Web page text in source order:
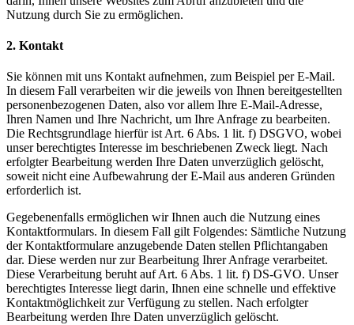
Nutzung durch Sie zu ermöglichen.
2. Kontakt
Sie können mit uns Kontakt aufnehmen, zum Beispiel per E-Mail.
In diesem Fall verarbeiten wir die jeweils von Ihnen bereitgestellten
personenbezogenen Daten, also vor allem Ihre E-Mail-Adresse,
Ihren Namen und Ihre Nachricht, um Ihre Anfrage zu bearbeiten.
Die Rechtsgrundlage hierfür ist Art. 6 Abs. 1 lit. f) DSGVO, wobei
unser berechtigtes Interesse im beschriebenen Zweck liegt. Nach
erfolgter Bearbeitung werden Ihre Daten unverzüglich gelöscht,
soweit nicht eine Aufbewahrung der E-Mail aus anderen Gründen
erforderlich ist.
Gegebenenfalls ermöglichen wir Ihnen auch die Nutzung eines
Kontaktformulars. In diesem Fall gilt Folgendes: Sämtliche Nutzung
der Kontaktformulare anzugebende Daten stellen Pflichtangaben
dar. Diese werden nur zur Bearbeitung Ihrer Anfrage verarbeitet.
Diese Verarbeitung beruht auf Art. 6 Abs. 1 lit. f) DS-GVO. Unser
berechtigtes Interesse liegt darin, Ihnen eine schnelle und effektive
Kontaktmöglichkeit zur Verfügung zu stellen. Nach erfolgter
Bearbeitung werden Ihre Daten unverzüglich gelöscht.